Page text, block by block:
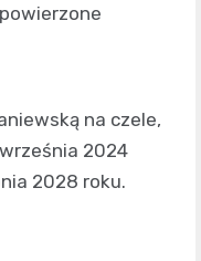
na czele,
2024
2028 roku.